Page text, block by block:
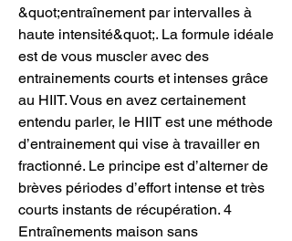
&quot;entraînement par intervalles à
haute intensité&quot;. La formule idéale
est de vous muscler avec des
entrainements courts et intenses grâce
au HIIT. Vous en avez certainement
entendu parler, le HIIT est une méthode
d’entrainement qui vise à travailler en
fractionné. Le principe est d’alterner de
brèves périodes d’effort intense et très
courts instants de récupération. 4
Entraînements maison sans